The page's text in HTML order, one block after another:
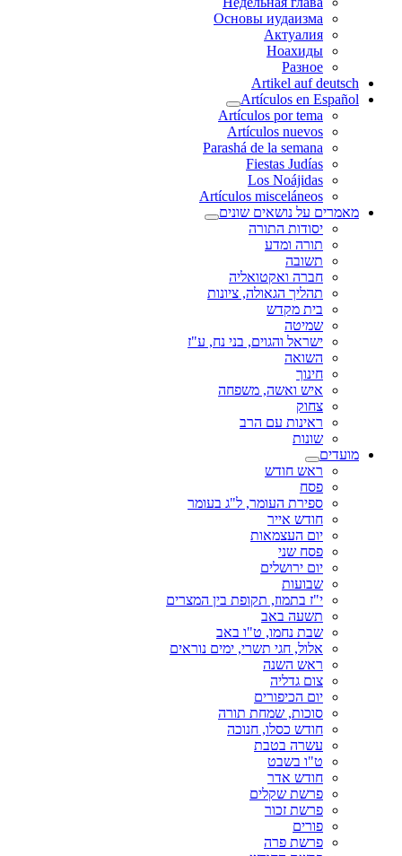
Основы иудаизма
Актуалия
Ноахиды
Разное
Artikel auf deutsch
Artículos en Español
Artículos por tema
Artículos nuevos
Parashá de la semana
Fiestas Judías
Los Noájidas
Artículos misceláneos
מאמרים על נושאים שונים
יסודות התורה
תורה ומדע
תשובה
חברה ואקטואליה
תהליך הגאולה, ציונות
בית מקדש
שמיטה
ישראל והגוים, בני נח, ע"ז
השואה
חינוך
איש ואשה, משפחה
צחוק
ראינות עם הרב
שונות
מועדים
ראש חודש
פסח
ספירת העומר, ל"ג בעומר
חודש אייר
יום העצמאות
פסח שני
יום ירושלים
שבועות
י"ז בתמוז, תקופת בין המצרים
תשעה באב
שבת נחמו, ט"ו באב
אלול, חגי תשרי, ימים נוראים
ראש השנה
צום גדליה
יום הכיפורים
סוכות, שמחת תורה
חודש כסלו, חנוכה
עשרה בטבת
ט"ו בשבט
חודש אדר
פרשת שקלים
פרשת זכור
פורים
פרשת פרה